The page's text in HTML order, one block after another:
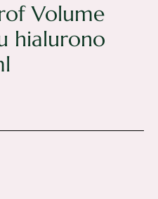
Volume
hialurono